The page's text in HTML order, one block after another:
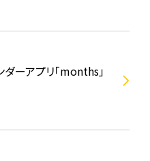
ダーアプリ「months」